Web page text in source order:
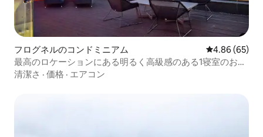
フログネルのコンドミニアム レビュー65
4.86 (65)
最高のロケーションにある明るく高級感のある1寝室のお部
屋（海が見える）
清潔さ · 価格 · エアコン